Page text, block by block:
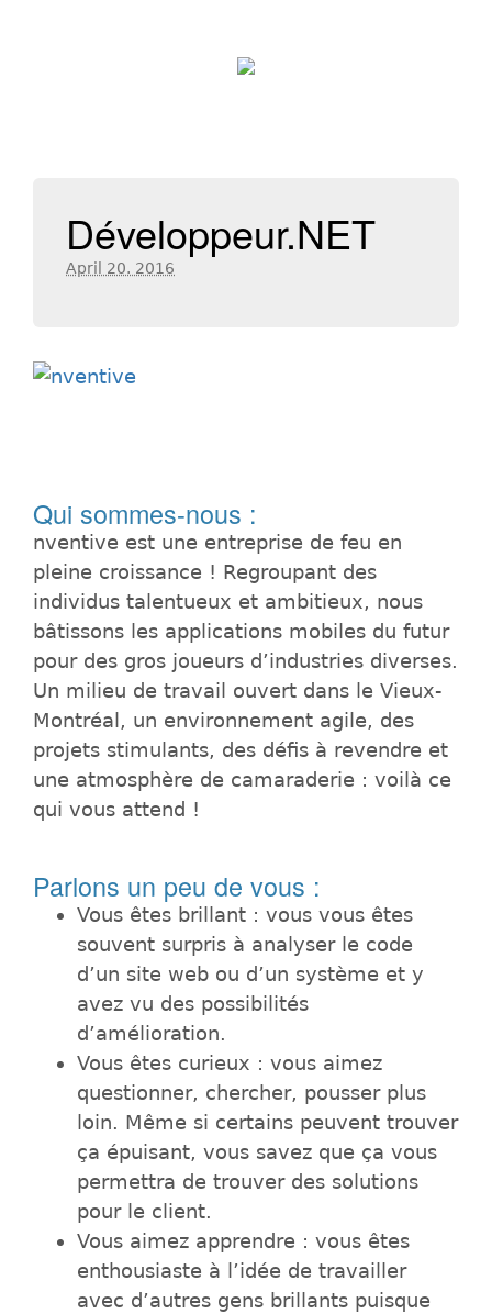
Développeur.NET
April 20. 2016
Qui sommes-nous :
nventive est une entreprise de feu en
pleine croissance ! Regroupant des
individus talentueux et ambitieux, nous
bâtissons les applications mobiles du futur
pour des gros joueurs d’industries diverses.
Un milieu de travail ouvert dans le Vieux-
Montréal, un environnement agile, des
projets stimulants, des défis à revendre et
une atmosphère de camaraderie : voilà ce
qui vous attend !
Parlons un peu de vous :
Vous êtes brillant : vous vous êtes
souvent surpris à analyser le code
d’un site web ou d’un système et y
avez vu des possibilités
d’amélioration.
Vous êtes curieux : vous aimez
questionner, chercher, pousser plus
loin. Même si certains peuvent trouver
ça épuisant, vous savez que ça vous
permettra de trouver des solutions
pour le client.
Vous aimez apprendre : vous êtes
enthousiaste à l’idée de travailler
avec d’autres gens brillants puisque